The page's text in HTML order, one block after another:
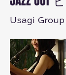
Usagi Group